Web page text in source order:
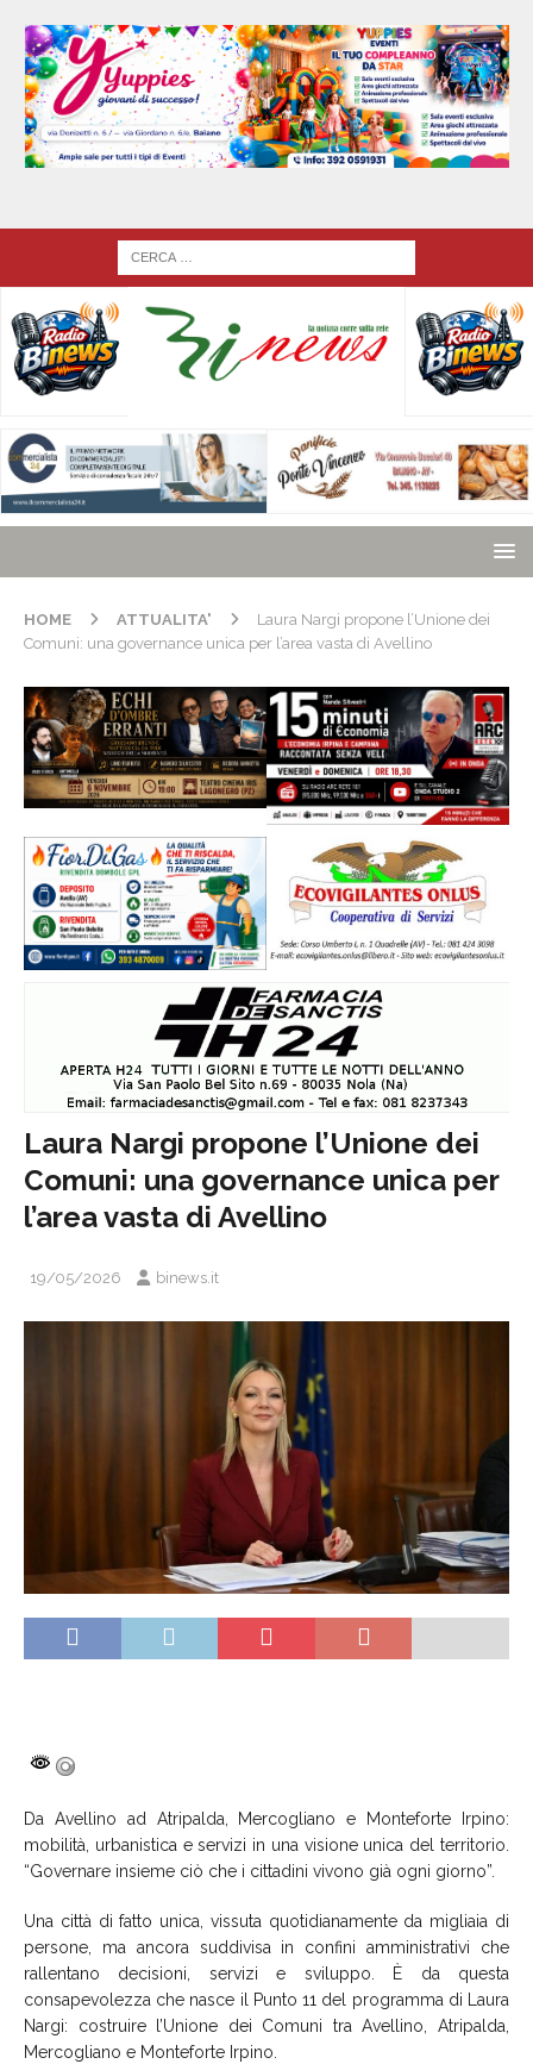
HOME ATTUALITA'
Laura Nargi propone l’Unione dei
Comuni: una governance unica per l’area vasta di Avellino
Laura Nargi propone l’Unione dei
Comuni: una governance unica per
l’area vasta di Avellino
19/05/2026 binews.it
Da Avellino ad Atripalda, Mercogliano e Monteforte Irpino:
mobilità, urbanistica e servizi in una visione unica del territorio.
“Governare insieme ciò che i cittadini vivono già ogni giorno”.
Una città di fatto unica, vissuta quotidianamente da migliaia di
persone, ma ancora suddivisa in confini amministrativi che
rallentano decisioni, servizi e sviluppo. È da questa
consapevolezza che nasce il Punto 11 del programma di Laura
Nargi: costruire l’Unione dei Comuni tra Avellino, Atripalda,
Mercogliano e Monteforte Irpino.